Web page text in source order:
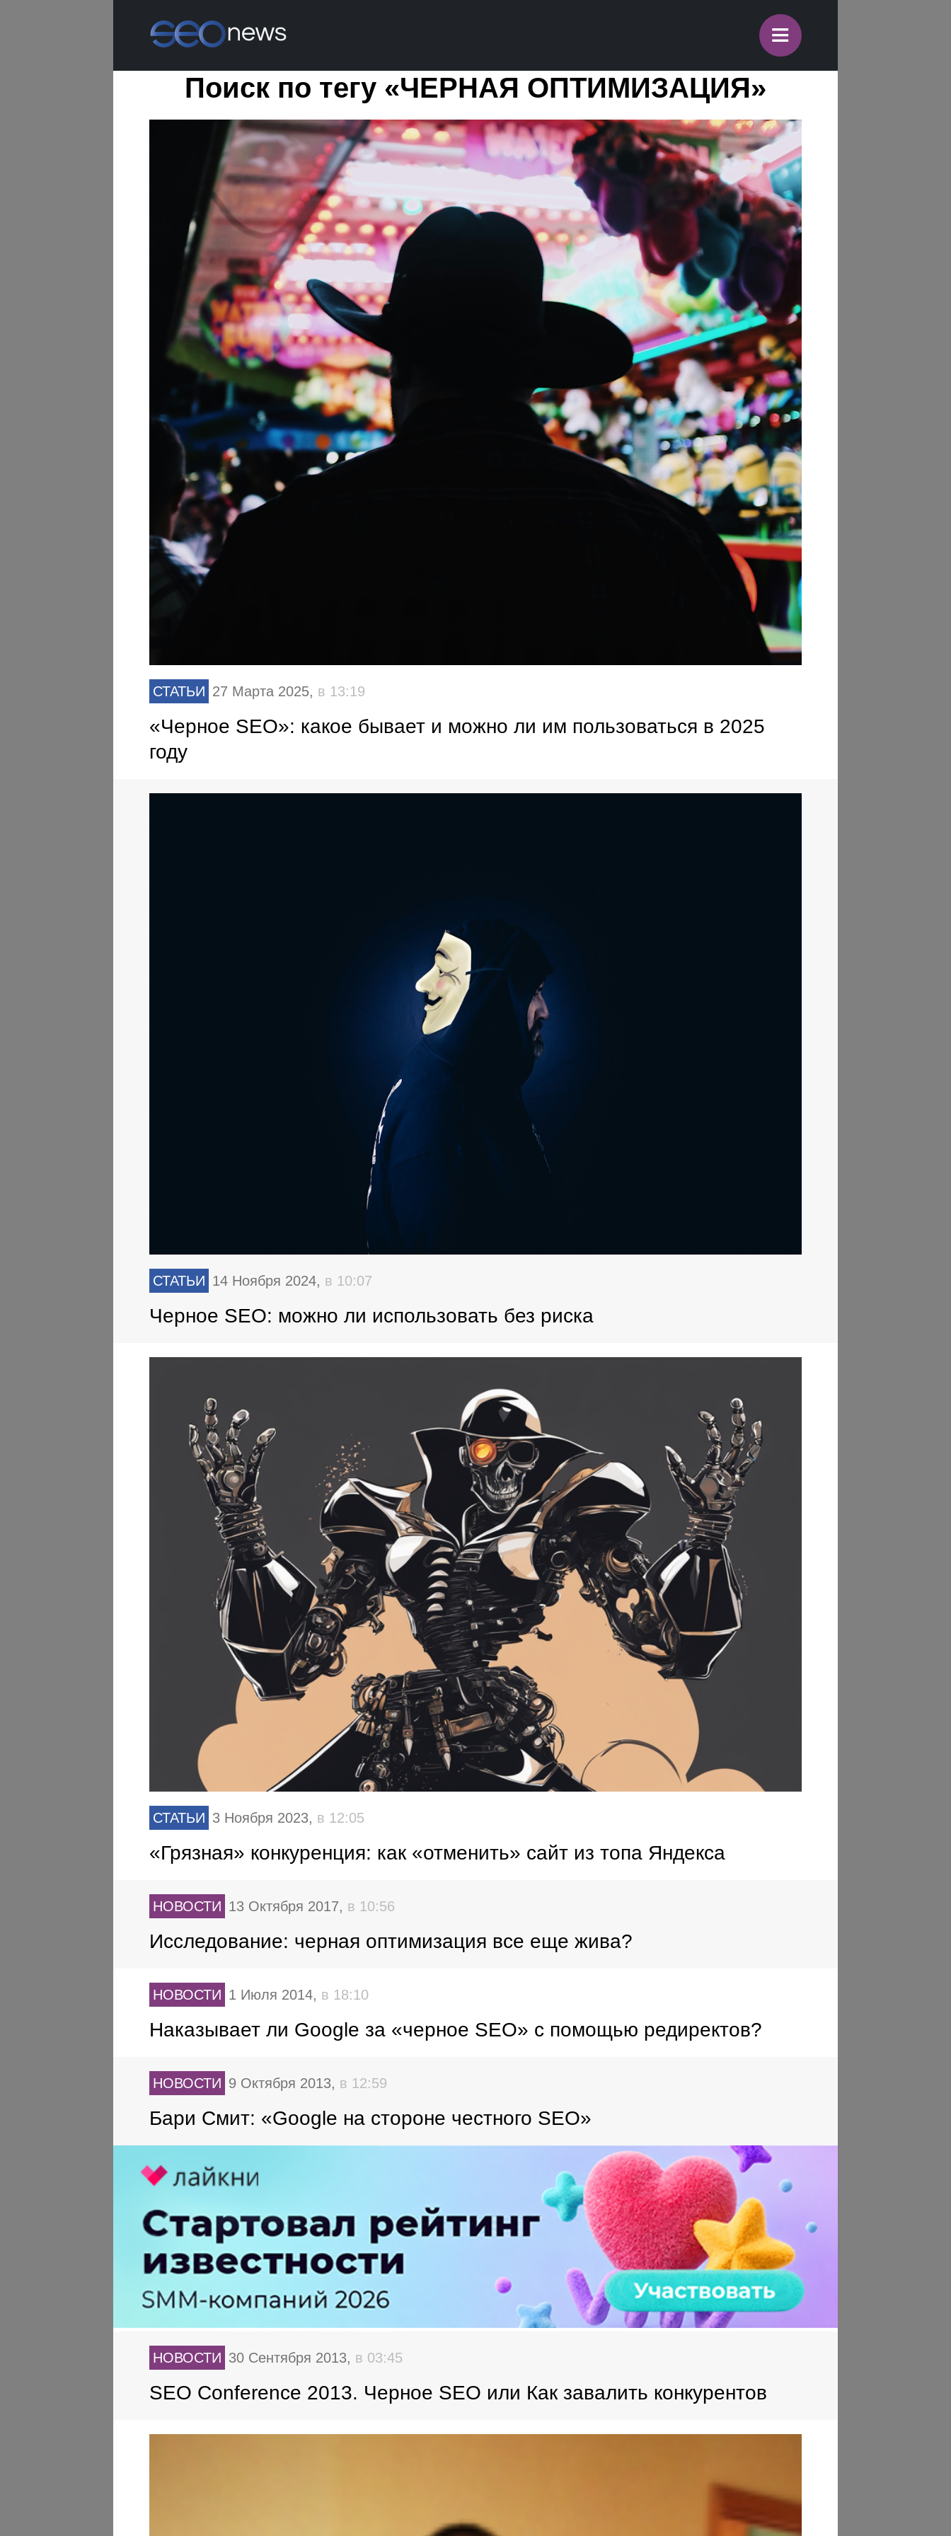
≡
Поиск по тегу «ЧЕРНАЯ ОПТИМИЗАЦИЯ»
СТАТЬИ 27 Марта 2025, в 13:19
«Черное SEO»: какое бывает и можно ли им пользоваться в 2025
году
СТАТЬИ 14 Ноября 2024, в 10:07
Черное SEO: можно ли использовать без риска
СТАТЬИ 3 Ноября 2023, в 12:05
«Грязная» конкуренция: как «отменить» сайт из топа Яндекса
НОВОСТИ 13 Октября 2017, в 10:56
Исследование: черная оптимизация все еще жива?
НОВОСТИ 1 Июля 2014, в 18:10
Наказывает ли Google за «черное SEO» с помощью редиректов?
НОВОСТИ 9 Октября 2013, в 12:59
Бари Смит: «Google на стороне честного SEO»
НОВОСТИ 30 Сентября 2013, в 03:45
SEO Conference 2013. Черное SEO или Как завалить конкурентов